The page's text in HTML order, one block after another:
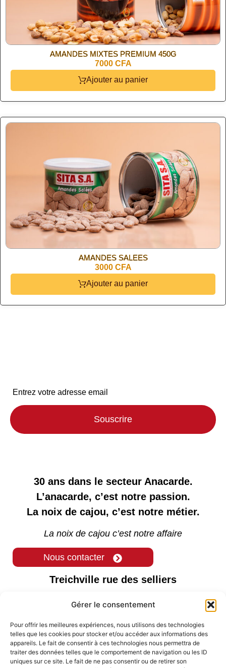
Gérer le consentement
Pour offrir les meilleures expériences, nous utilisons des technologies
telles que les cookies pour stocker et/ou accéder aux informations des
appareils. Le fait de consentir à ces technologies nous permettra de
traiter des données telles que le comportement de navigation ou les ID
uniques sur ce site. Le fait de ne pas consentir ou de retirer son
AMANDES MIXTES PREMIUM 450G
7000 CFA
Ajouter au panier
AMANDES SALEES
3000 CFA
Ajouter au panier
Souscrire
30 ans dans le secteur Anacarde.
L’anacarde, c’est notre passion.
La noix de cajou, c’est notre métier.
La noix de cajou c’est notre affaire
Nous contacter
Treichville rue des selliers
06 BP 2243 Abidjan 06
+225 27 21 25 16 15
Commercial01@sita-sa.com
sitasa06@yahoo.fr